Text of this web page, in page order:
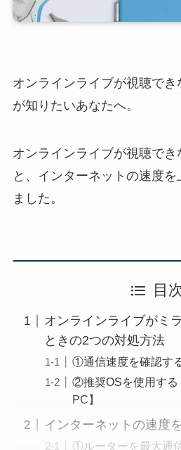
オンラインライブが視聴で
が知りたいあなたへ。
オンラインライブが視聴で
と、インターネットの速度
ました。
目
オンラインライブがミ
ときの2つの対処方法
①通信速度を確認す
②推奨OSを使用する
PC】
インターネットの速度
①ルーターを最大通